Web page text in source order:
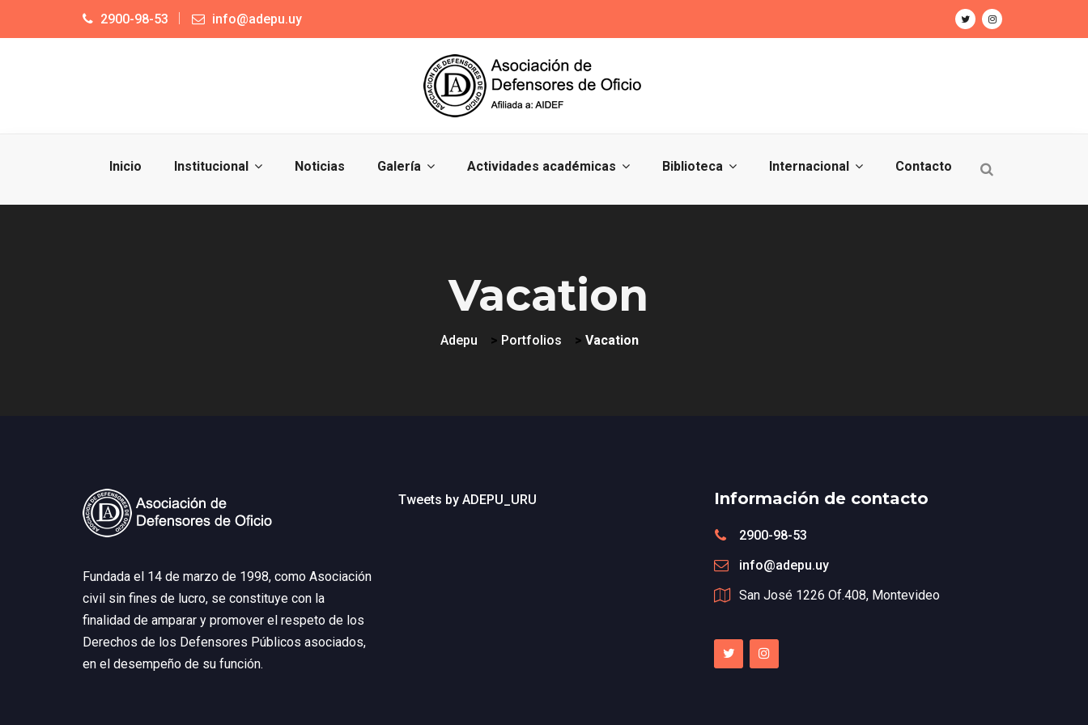
2900-98-53 info@adepu.uy
Inicio Institucional Noticias Galería Actividades académicas Biblioteca Internacional Contacto
Vacation
Adepu > Portfolios > Vacation
Fundada el 14 de marzo de 1998, como Asociación
civil sin fines de lucro, se constituye con la
finalidad de amparar y promover el respeto de los
Derechos de los Defensores Públicos asociados,
en el desempeño de su función.
Tweets by ADEPU_URU Información de contacto
2900-98-53
info@adepu.uy
San José 1226 Of.408, Montevideo